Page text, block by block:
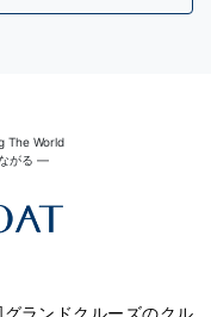
The World
がる ―
ランドクルーズのクル